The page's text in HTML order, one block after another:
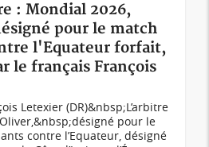
: Mondial 2026,
pour le match
l'Equateur forfait,
le français François
Letexier (DR)&nbsp;L’arbitre
pour le
contre l’Equateur, désigné